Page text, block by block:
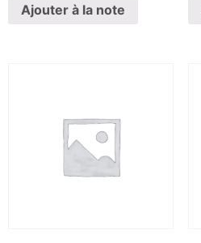
Ajouter à la note